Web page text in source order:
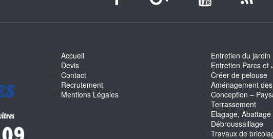
Accueil
Devis
Contact
Recrutement
Mentions Légales
Entretien du jardin
Entretien Parcs et
Créer de pelouse
Aménagement
Conception –
Terrassement
Elagage, Abattage
Débroussaillage
Travaux de